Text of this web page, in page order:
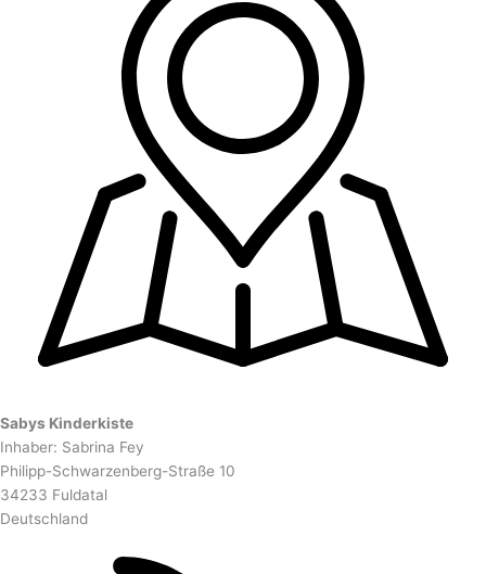
Sabys Kinderkiste
Inhaber: Sabrina Fey
Philipp-Schwarzenberg-Straße 10
34233 Fuldatal
Deutschland